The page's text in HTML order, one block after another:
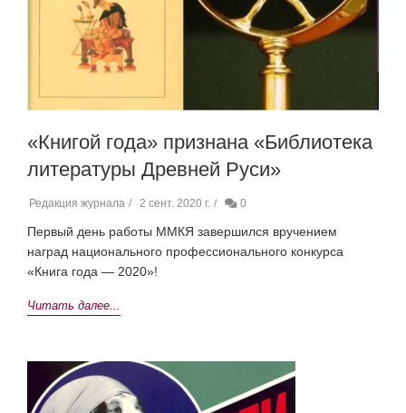
«Книгой года» признана «Библиотека
литературы Древней Руси»
Редакция журнала 2 сент. 2020 г. 0
Первый день работы ММКЯ завершился вручением
наград национального профессионального конкурса
«Книга года — 2020»!
Читать далее...